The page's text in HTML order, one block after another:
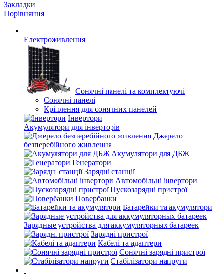
Закладки
Порівняння
Електроживлення
Сонячні панелі та комплектуючі
Сонячні панелі
Кріплення для сонячних панелей
Інвертори
Акумулятори для інверторів
Джерело
безперебійного живлення
Акумулятори для ДБЖ
Генератори
Зарядні станції
Автомобільні інвертори
Пускозарядні пристрої
Повербанки
Батарейки та акумулятори
Зарядные устройства для аккумуляторных батареек
Зарядні пристрої
Кабелі та адаптери
Сонячні зарядні пристрої
Стабілізатори напруги